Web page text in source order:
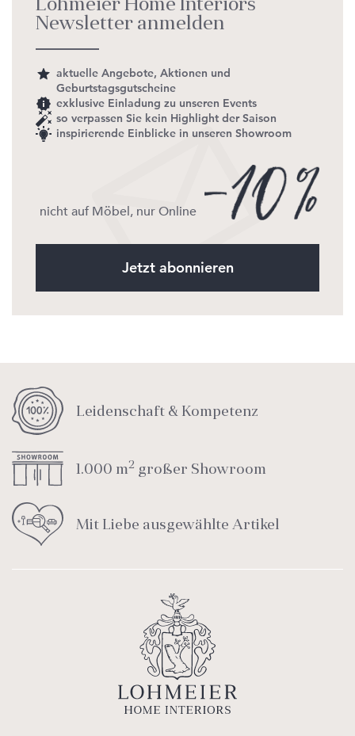
Newsletter anmelden
aktuelle Angebote, Aktionen und
Geburtstagsgutscheine
exklusive Einladung zu unseren Events
so verpassen Sie kein Highlight der Saison
inspirierende Einblicke in unseren Showroom
nicht auf Möbel, nur Online
Jetzt abonnieren
Leidenschaft & Kompetenz
1.000 m2 großer Showroom
Mit Liebe ausgewählte Artikel